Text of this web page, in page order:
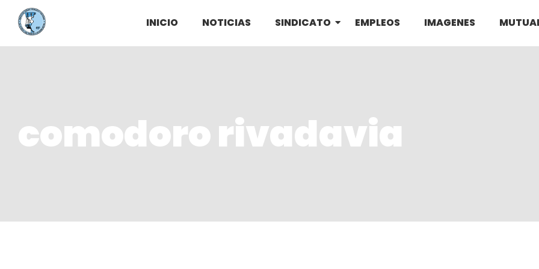
INICIO NOTICIAS SINDICATO EMPLEOS IMAGENES
comodoro rivadavia